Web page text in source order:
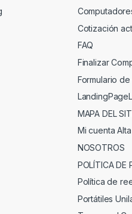
Cotización
FAQ
Finalizar
Formulario
MAPA DEL
Mi cuenta
NOSOTROS
POLÍTICA DE
Política de
Portátiles